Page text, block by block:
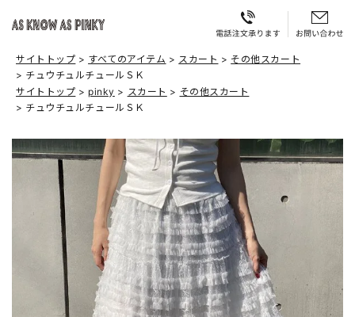
サイトトップ すべてのアイテム スカート
その他スカート
チュウチュルチュールＳＫ
サイトトップ
pinky スカート
その他スカート
チュウチュルチュールＳＫ